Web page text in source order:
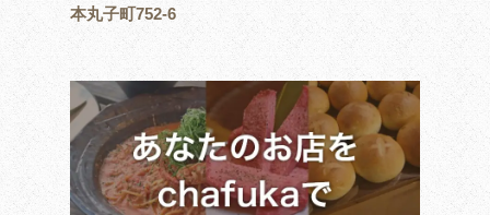
本丸子町752-6